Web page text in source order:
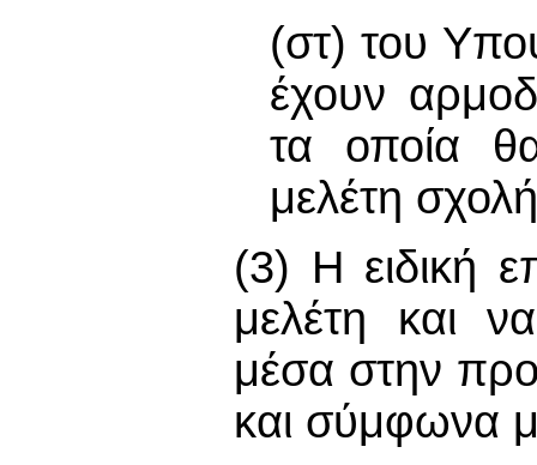
(στ) του
έχουν
τα οποία
μελέτη
(3) Η ειδική
μελέτη και
μέσα στην
και σύμφωνα